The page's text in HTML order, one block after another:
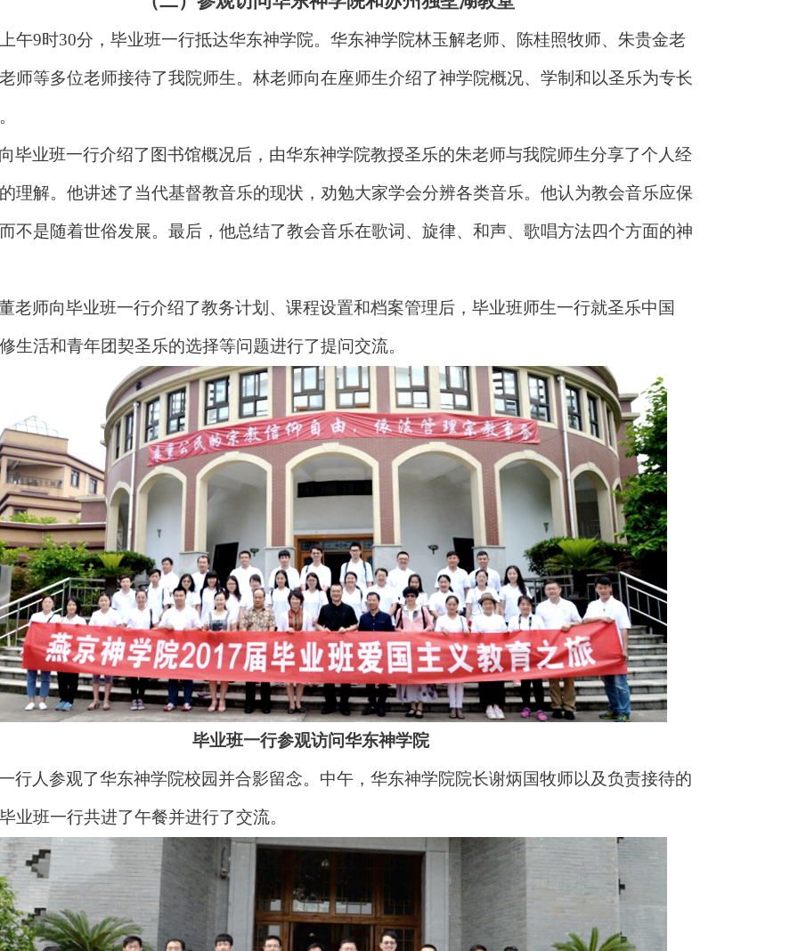
午9时30分，毕业班一行抵达华东神学院。华东神学院林玉解老师、陈桂照牧师、朱贵金老
师等多位老师接待了我院师生。林老师向在座师生介绍了神学院概况、学制和以圣乐为专长
毕业班一行介绍了图书馆概况后，由华东神学院教授圣乐的朱老师与我院师生分享了个人经
理解。他讲述了当代基督教音乐的现状，劝勉大家学会分辨各类音乐。他认为教会音乐应保
不是随着世俗发展。最后，他总结了教会音乐在歌词、旋律、和声、歌唱方法四个方面的神
老师向毕业班一行介绍了教务计划、课程设置和档案管理后，毕业班师生一行就圣乐中国
生活和青年团契圣乐的选择等问题进行了提问交流。
毕业班一行参观访问华东神学院
行人参观了华东神学院校园并合影留念。中午，华东神学院院长谢炳国牧师以及负责接待的
业班一行共进了午餐并进行了交流。